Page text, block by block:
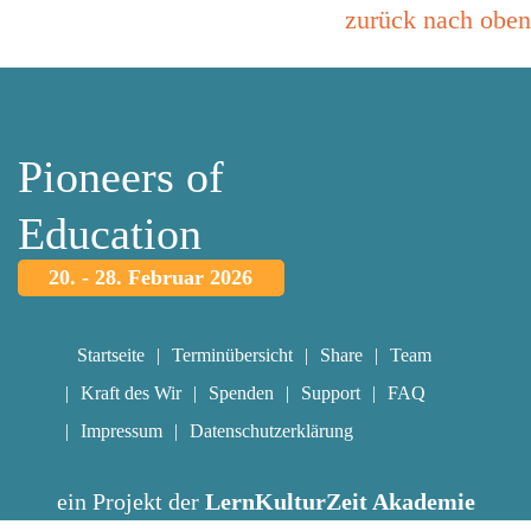
zurück nach oben
Pioneers of
Education
20. - 28. Februar 2026
Startseite Terminübersicht Share
Team
Kraft des Wir
Spenden Support
FAQ
Impressum
Datenschutzerklärung
ein Projekt der LernKulturZeit Akademie